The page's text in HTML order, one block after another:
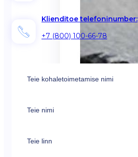
Klienditoe telefoninumber:
+7 (800) 100-66-78